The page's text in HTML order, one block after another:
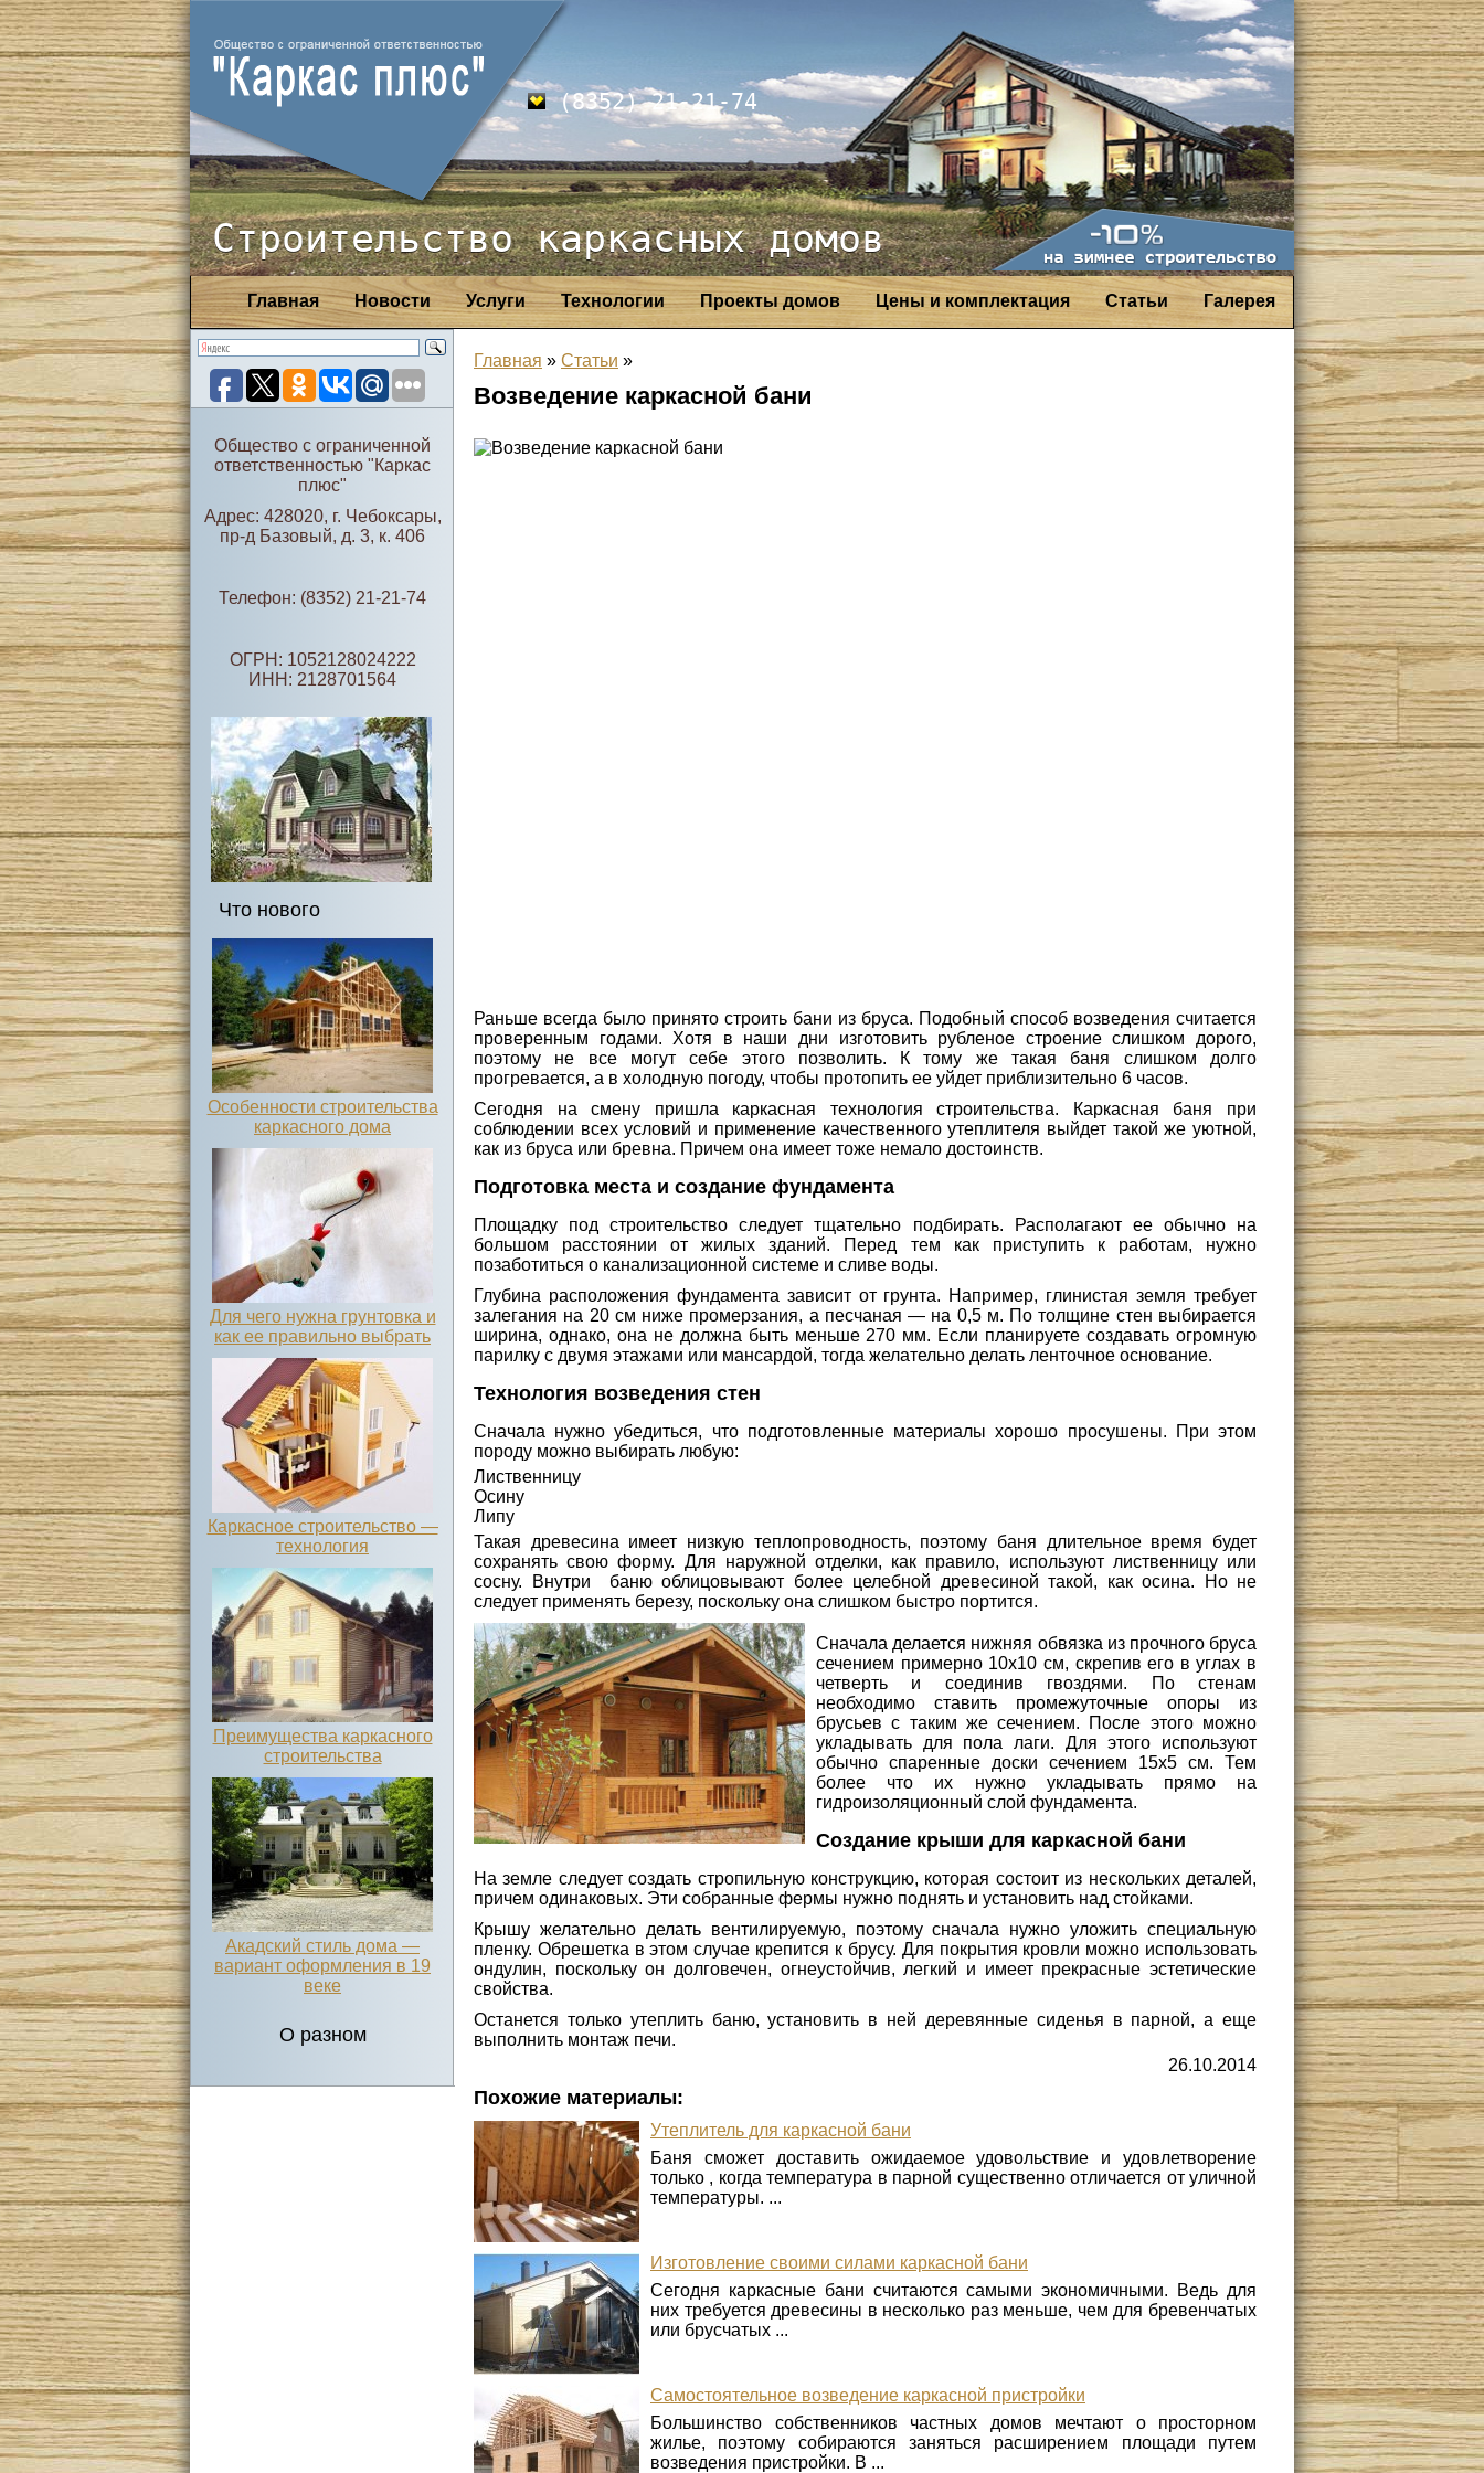
(8352) 21-21-74
Строительство каркасных домов
Галерея
Статьи
Цены и комплектация
Проекты домов
Технологии
Услуги
Новости
Главная
Общество с ограниченной
ответственностью "Каркас
плюс"
Адрес: 428020, г. Чебоксары,
пр-д Базовый, д. 3, к. 406
Телефон: (8352) 21-21-74
ОГРН: 1052128024222
ИНН: 2128701564
Что нового
Особенности строительства
каркасного дома
Для чего нужна грунтовка и
как ее правильно выбрать
Каркасное строительство —
технология
Преимущества каркасного
строительства
Акадский стиль дома —
вариант оформления в 19
веке
О разном
Главная » Статьи »
Возведение каркасной бани
Раньше всегда было принято строить бани из бруса. Подобный способ возведения считается
проверенным годами. Хотя в наши дни изготовить рубленое строение слишком дорого,
поэтому не все могут себе этого позволить. К тому же такая баня слишком долго
прогревается, а в холодную погоду, чтобы протопить ее уйдет приблизительно 6 часов.
Сегодня на смену пришла каркасная технология строительства. Каркасная баня при
соблюдении всех условий и применение качественного утеплителя выйдет такой же уютной,
как из бруса или бревна. Причем она имеет тоже немало достоинств.
Подготовка места и создание фундамента
Площадку под строительство следует тщательно подбирать. Располагают ее обычно на
большом расстоянии от жилых зданий. Перед тем как приступить к работам, нужно
позаботиться о канализационной системе и сливе воды.
Глубина расположения фундамента зависит от грунта. Например, глинистая земля требует
залегания на 20 см ниже промерзания, а песчаная — на 0,5 м. По толщине стен выбирается
ширина, однако, она не должна быть меньше 270 мм. Если планируете создавать огромную
парилку с двумя этажами или мансардой, тогда желательно делать ленточное основание.
Технология возведения стен
Сначала нужно убедиться, что подготовленные материалы хорошо просушены. При этом
породу можно выбирать любую:
Лиственницу
Осину
Липу
Такая древесина имеет низкую теплопроводность, поэтому баня длительное время будет
сохранять свою форму. Для наружной отделки, как правило, используют лиственницу или
сосну. Внутри баню облицовывают более целебной древесиной такой, как осина. Но не
следует применять березу, поскольку она слишком быстро портится.
Сначала делается нижняя обвязка из прочного бруса
сечением примерно 10х10 см, скрепив его в углах в
четверть и соединив гвоздями. По стенам
необходимо ставить промежуточные опоры из
брусьев с таким же сечением. После этого можно
укладывать для пола лаги. Для этого используют
обычно спаренные доски сечением 15х5 см. Тем
более что их нужно укладывать прямо на
гидроизоляционный слой фундамента.
Создание крыши для каркасной бани
На земле следует создать стропильную конструкцию, которая состоит из нескольких деталей,
причем одинаковых. Эти собранные фермы нужно поднять и установить над стойками.
Крышу желательно делать вентилируемую, поэтому сначала нужно уложить специальную
пленку. Обрешетка в этом случае крепится к брусу. Для покрытия кровли можно использовать
ондулин, поскольку он долговечен, огнеустойчив, легкий и имеет прекрасные эстетические
свойства.
Останется только утеплить баню, установить в ней деревянные сиденья в парной, а еще
выполнить монтаж печи.
26.10.2014
Похожие материалы:
Утеплитель для каркасной бани
Баня сможет доставить ожидаемое удовольствие и удовлетворение
только , когда температура в парной существенно отличается от уличной
температуры. ...
Изготовление своими силами каркасной бани
Сегодня каркасные бани считаются самыми экономичными. Ведь для
них требуется древесины в несколько раз меньше, чем для бревенчатых
или брусчатых ...
Самостоятельное возведение каркасной пристройки
Большинство собственников частных домов мечтают о просторном
жилье, поэтому собираются заняться расширением площади путем
возведения пристройки. В ...